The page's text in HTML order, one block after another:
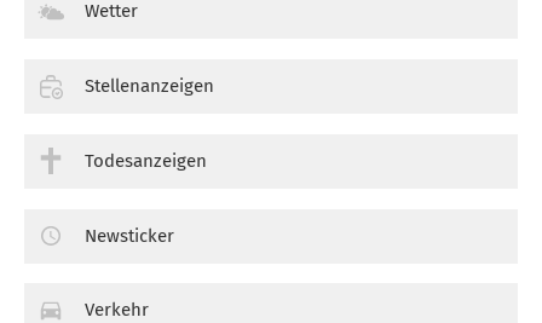
Wetter
Stellenanzeigen
Todesanzeigen
Newsticker
Verkehr